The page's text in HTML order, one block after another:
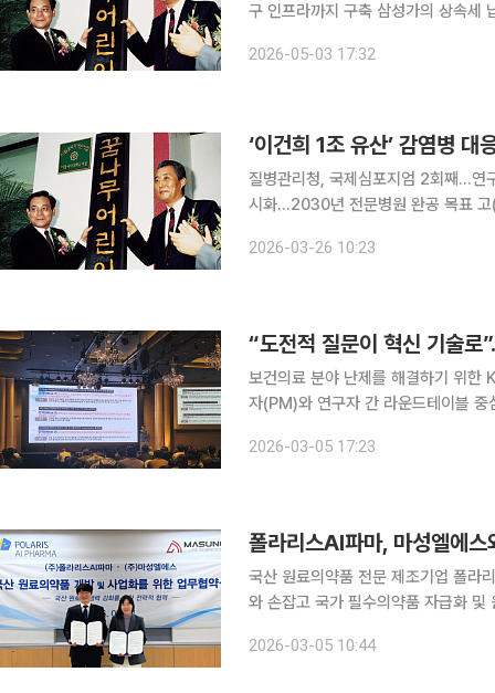
구 인프라까지 구축 삼성가의 상속세 납부와 별개로 집행된 1조원 규모의 사회공헌은 국내 공공의료
2021년 감염병 대응과 소아암·희귀
2026-05-03 17:32
‘이건희 1조 유산’ 감염병
질병관리청, 국제심포지엄 2회째…연
시화…2030년 전문병원 완공 목표 고(故) 이건희 삼성전자 선대회장의 1조원 사회공헌 기부가 감
어 연구·의료·인공지능(AI)을 아우르
2026-03-26 10:23
보건의료 분야 난제를 해결하기 위한
자(PM)와 연구자 간 라운드테이블
2026-03-05 17:23
폴라리스AI파마, 마성엘에
국산 원료의약품 전문 제조기업 폴라
와 손잡고 국가 필수의약품 자급화 및 원가 경쟁력 확보
협약은 최근 제약업계의 최대 화두인
2026-03-05 10:44